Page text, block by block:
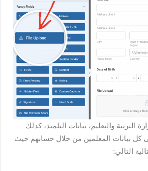
التربية والتعليم، بيانات التلميذ، كذلك
كل بيانات المعلمين من خلال حسابهم حيث
التالي: